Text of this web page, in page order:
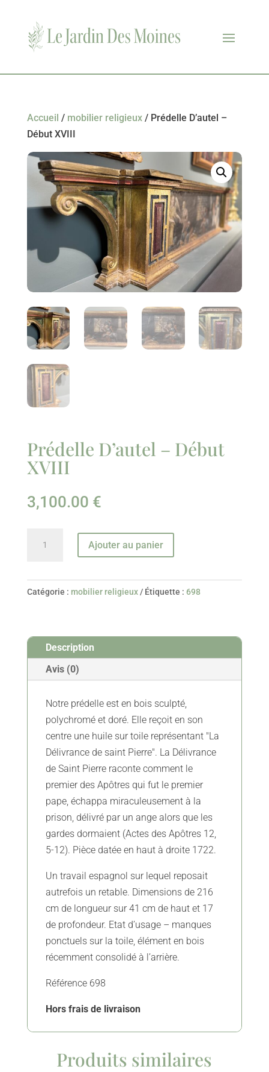
Accueil / mobilier religieux/ Prédelle D’autel –
Début XVIII
Prédelle D’autel – Début
XVIII
3,100.00 €
Ajouter au panier
Catégorie : mobilier religieux Étiquette : 698
Description
Avis (0)
Notre prédelle est en bois sculpté,
polychromé et doré. Elle reçoit en son
centre une huile sur toile représentant "La
Délivrance de saint Pierre". La Délivrance
de Saint Pierre raconte comment le
premier des Apôtres qui fut le premier
pape, échappa miraculeusement à la
prison, délivré par un ange alors que les
gardes dormaient (Actes des Apôtres 12,
5-12). Pièce datée en haut à droite 1722.
Un travail espagnol sur lequel reposait
autrefois un retable. Dimensions de 216
cm de longueur sur 41 cm de haut et 17
de profondeur. Etat d’usage – manques
ponctuels sur la toile, élément en bois
récemment consolidé à l’arrière.
Référence 698
Hors frais de livraison
Produits similaires